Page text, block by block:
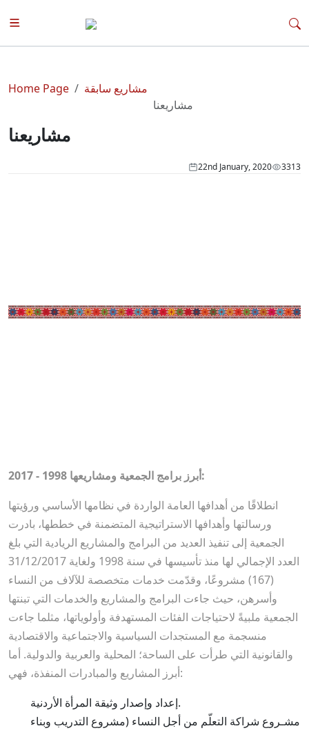
Home Page
مشاريع سابقة
مشاريعنا
مشاريعنا
22nd January, 2020 3313
أبرز برامج الجمعية ومشاريعها 1998 - 2017:
انطلاقًا من أهدافها العامة الواردة في نظامها الأساسي ورؤيتها
ورسالتها وأهدافها الاستراتيجية المتضمنة في خططها، بادرت
الجمعية إلى تنفيذ العديد من البرامج والمشاريع الريادية التي بلغ
العدد الإجمالي لها منذ تأسيسها في سنة 1998 ولغاية 31/12/2017
(167) مشروعًا، وقدّمت خدمات متخصصة للآلاف من النساء
وأسرهن، حيث جاءت البرامج والمشاريع والخدمات التي تبنتها
الجمعية ملبيةً لاحتياجات الفئات المستهدفة وأولوياتها، مثلما جاءت
منسجمة مع المستجدات السياسية والاجتماعية والاقتصادية
والقانونية التي طرأت على الساحة؛ المحلية والعربية والدولية. أما
أبرز المشاريع والمبادرات المنفذة، فهي:
إعداد وإصدار وثيقة المرأة الأردنية.
مشـروع شراكة التعلّم من أجل النساء (مشروع التدريب وبناء